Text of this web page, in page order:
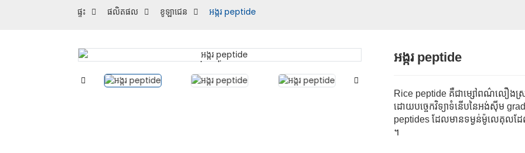
ផ្ទះ ផលិតផល ខូឡាជេន អង្ករ peptide
Loading...
Loading... អង្ករ peptide
Rice peptide គឺជាម្សៅពណ៌លឿងស្រ
ដោយបច្ចេកវិទ្យាទំនើបនៃអង់ស៊ីម
peptides ដែលមានទម្ងន់ម៉ូលេគុលដ
។